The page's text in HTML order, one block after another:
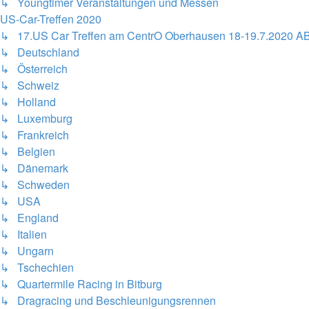
US-Car-Treffen 2020
↳ 17.US Car Treffen am CentrO Oberhausen 18-19.7.2020
↳ Deutschland
↳ Österreich
↳ Schweiz
↳ Holland
↳ Luxemburg
↳ Frankreich
↳ Belgien
↳ Dänemark
↳ Schweden
↳ USA
↳ England
↳ Italien
↳ Ungarn
↳ Tschechien
↳ Quartermile Racing in Bitburg
↳ Dragracing und Beschleunigungsrennen